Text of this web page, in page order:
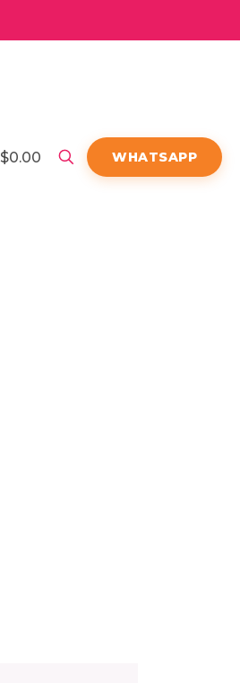
$0.00 WHATSAPP